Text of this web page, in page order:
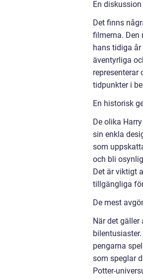
En
Det finns
filmerna. Den
hans tidiga
äventyrliga
tidpunkter i
En historisk
De olika
sin enkla
som
och bli
Det är viktigt
tillgängliga
De mest
När det gäller
pengarna
som speglar
Potter-